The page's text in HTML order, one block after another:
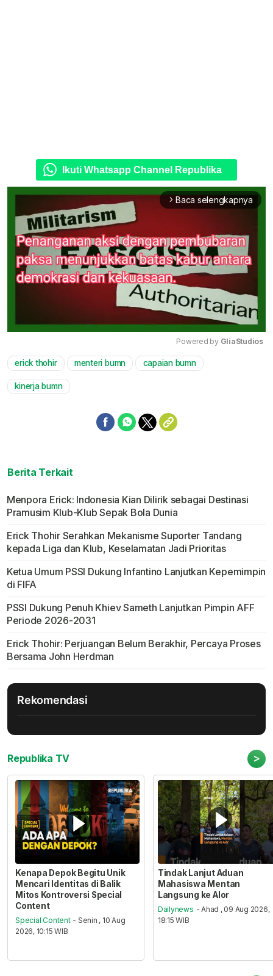
Ikuti Whatsapp Channel Republika
arrow_forward_ios Baca selengkapnya
Powered by GliaStudios
erick thohir menteri bumn capaian bumn
kinerja bumn
Berita Terkait
Menpora Erick: Indonesia Kian Dilirik sebagai Destinasi
Pramusim Klub-Klub Sepak Bola Dunia
Erick Thohir Serahkan Mekanisme Suporter Tandang
kepada Liga dan Klub, Keselamatan Jadi Prioritas
Ketua Umum PSSI Dukung Infantino Lanjutkan Kepemimpin
di FIFA
PSSI Dukung Penuh Khiev Sameth Lanjutkan Pimpin AFF
Periode 2026-2031
Erick Thohir: Perjuangan Belum Berakhir, Percaya Proses
Bersama John Herdman
Rekomendasi
Republika TV >
Kenapa Depok Begitu Unik
Mencari Identitas di Balik
Mitos Kontroversi Special
Content
Special Content - Senin , 10 Aug
2026, 10:15 WIB
Tindak Lanjut Aduan
Mahasiswa Mentan
Langsung ke Alor
Dailynews - Ahad , 09 Aug 2026,
18:15 WIB